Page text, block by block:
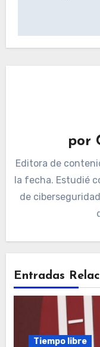
por
Editora de
la fecha. Estudié
de
Entradas
Tiempo libre